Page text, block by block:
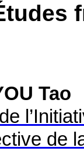
Tao
de